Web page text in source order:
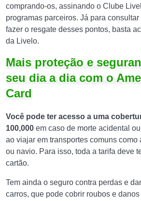
comprando-os, assinando o Clube
programas parceiros. Já para
fazer o resgate desses pontos, basta
da Livelo.
Mais proteção e
seu dia a dia com o
Card
Você pode ter acesso a uma
100,000 em caso de morte acidental
ao viajar em transportes comuns como
ou navio. Para isso, toda a tarifa deve
cartão.
Tem ainda o seguro contra perdas e
carros, que pode cobrir roubos e